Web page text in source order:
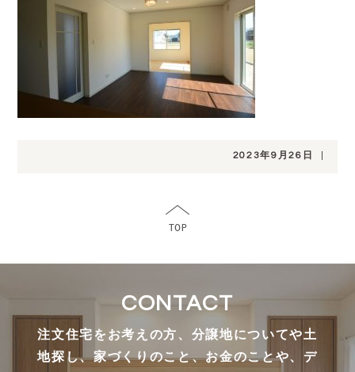
2023年9月26日
CONTACT
注文住宅をお考えの方、分譲地についてや土
地探し、家づくりのこと、お金のことや、デ